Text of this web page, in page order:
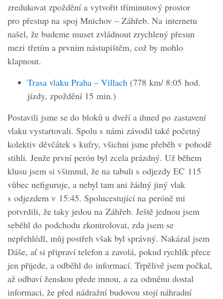
zredukovat zpoždění a vytvořit tříminutový prostor
pro přestup na spoj Mnichov – Záhřeb. Na internetu
našel, že budeme muset zvládnout zrychlený přesun
mezi třetím a prvním nástupištěm, což by mohlo
klapnout.
Trasa vlaku Praha – Villach (778 km/ 8:05 hod.
jízdy, zpoždění 15 min.)
Postavili jsme se do bloků u dveří a ihned po zastavení
vlaku vystartovali. Spolu s námi závodil také početný
kolektiv děvčátek s kufry, všichni jsme přeběh v pohodě
stihli. Jenže první perón byl zcela prázdný. Už během
klusu jsem si všimnul, že na tabuli s odjezdy EC 115
vůbec nefiguruje, a nebyl tam ani žádný jiný vlak
s odjezdem v 15:45. Spolucestující na peróně mi
potvrdili, že taky jedou na Záhřeb. Ještě jednou jsem
seběhl do podchodu zkontrolovat, zda jsem se
nepřehlédl, můj postřeh však byl správný. Nakázal jsem
Dáše, ať si připraví telefon a zavolá, pokud rychlík přece
jen přijede, a odběhl do informací. Trpělivě jsem počkal,
až odbaví ženskou přede mnou, a za odměnu dostal
informaci, že před nádražní budovou stojí náhradní